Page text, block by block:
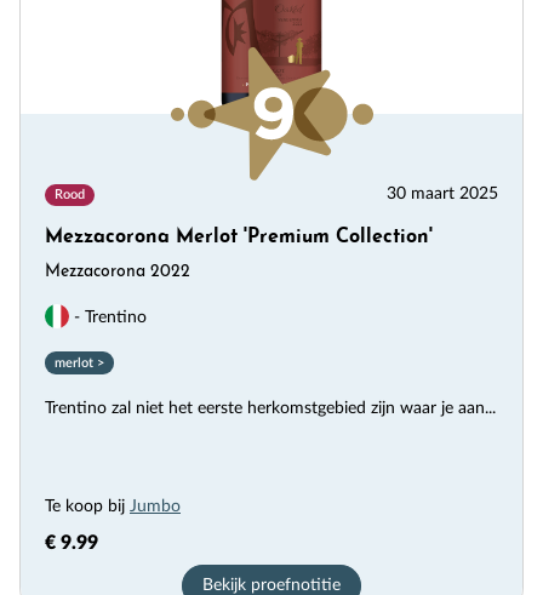
Rood 30 maart 2025
Mezzacorona Merlot 'Premium Collection'
Mezzacorona 2022
- Trentino
merlot >
Trentino zal niet het eerste herkomstgebied zijn waar je aan...
Te koop bij Jumbo
€ 9.99
Bekijk proefnotitie